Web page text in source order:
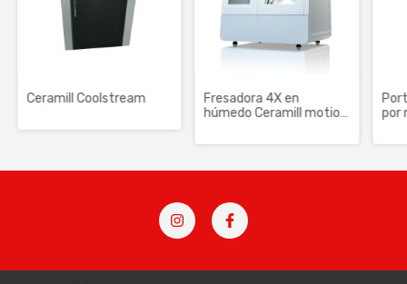
Ceramill Coolstream
Fresadora 4X en
húmedo Ceramill motion
por